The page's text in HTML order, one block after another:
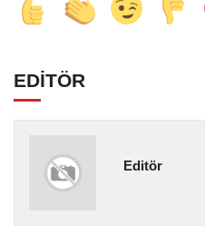
EDİTÖR
Editör